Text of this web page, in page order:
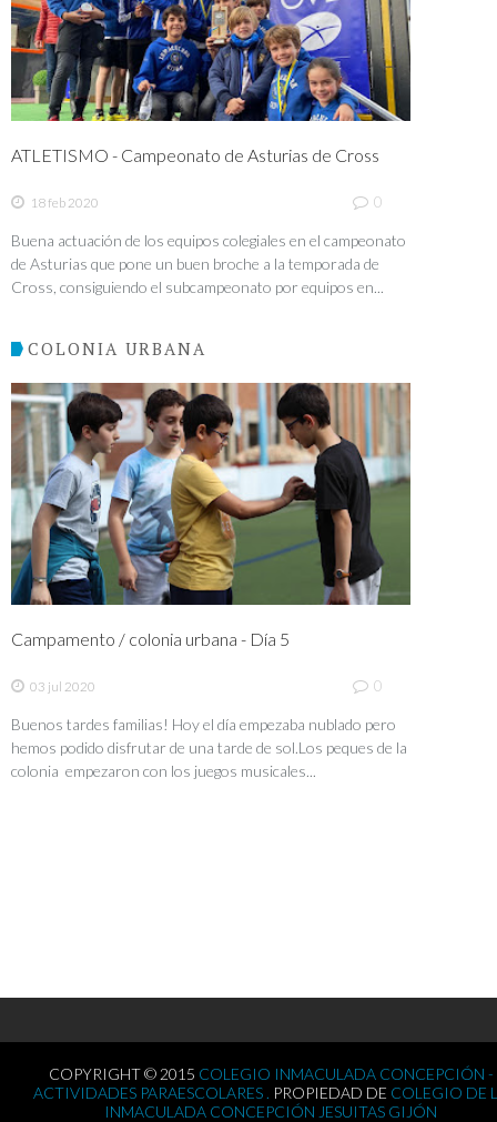
ATLETISMO - Campeonato de Asturias de Cross
18 feb 2020 0
Buena actuación de los equipos colegiales en el campeonato
de Asturias que pone un buen broche a la temporada de
Cross, consiguiendo el subcampeonato por equipos en...
COLONIA URBANA
Campamento / colonia urbana - Día 5
03 jul 2020 0
Buenos tardes familias! Hoy el día empezaba nublado pero
hemos podido disfrutar de una tarde de sol.Los peques de la
colonia empezaron con los juegos musicales...
COPYRIGHT © 2015 COLEGIO INMACULADA CONCEPCIÓN -
ACTIVIDADES PARAESCOLARES . PROPIEDAD DE COLEGIO DE
INMACULADA CONCEPCIÓN JESUITAS GIJÓN